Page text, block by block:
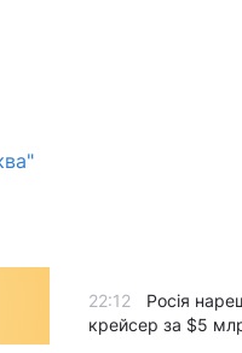
22:12
Росія
крейсер за $5